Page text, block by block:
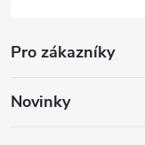
Pro zákazníky
Novinky